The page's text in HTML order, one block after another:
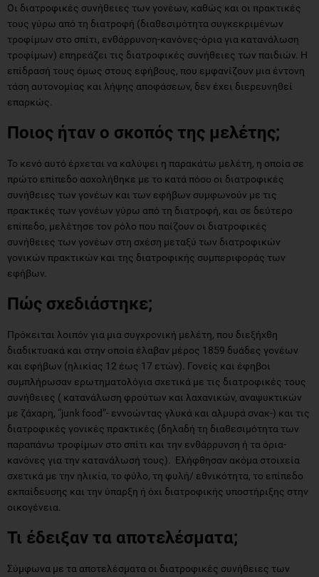
Οι διατροφικές συνήθειες των γονέων, καθώς και οι πρακτικές
τους γύρω από τη διατροφή (διαθεσιμότητα συγκεκριμένων
τροφίμων στο σπίτι, ενθάρρυνση-κανόνες-όρια για κατανάλωση
τροφίμων) επηρεάζει τις διατροφικές συνήθειες των παιδιών. Η
επίδρασή τους όμως στους εφήβους, που εμφανίζουν μια έντονη
τάση αυτονομίας και λήψης αποφάσεων, δεν έχει διερευνηθεί
επαρκώς.
Ποιος ήταν ο σκοπός της μελέτης;
Το κενό αυτό έρχεται να καλύψει η παρακάτω μελέτη, η οποία σε
πρώτο επίπεδο ασχολήθηκε με το κατά πόσο οι διατροφικές
συνήθειες των γονέων και των εφήβων συμφωνούν με τις
πρακτικές των γονέων γύρω από τη διατροφή, και σε δεύτερο
επίπεδο, μελέτησε τον ρόλο που παίζουν οι διατροφικές
συνήθειες των γονέων στη σχέση μεταξύ των διατροφικών
γονικών πρακτικών και της διατροφικής συμπεριφοράς των
εφήβων.
Πώς σχεδιάστηκε;
Πρόκειται λοιπόν για μια συγχρονική μελέτη, που διεξήχθη
διαδικτυακά και στην οποία έλαβαν μέρος 1859 δυάδες γονέων
και εφήβων (ηλικίας 12 έως 17 ετών). Γονείς και έφηβοι
συμπλήρωσαν ερωτηματολόγια σχετικά με τις διατροφικές τους
συνήθειες ( κατανάλωση φρούτων και λαχανικών, αναψυκτικών
με ζάχαρη, “junk food”- εννοώντας γλυκά και αλμυρά σνακ-) και τις
διατροφικές γονικές πρακτικές (δηλαδή τη διαθεσιμότητα των
παραπάνω τροφίμων στο σπίτι και την ενθάρρυνση ή τα όρια-
κανόνες για την κατανάλωσή τους). Ελήφθησαν ακόμα στοιχεία
σχετικά με την ηλικία, το φύλο, τη φυλή/ εθνικότητα, το επίπεδο
εκπαίδευσης και την ύπαρξη ή όχι διατροφικής υποστήριξης στην
οικογένεια.
Τι έδειξαν τα αποτελέσματα;
Σύμφωνα με τα αποτελέσματα οι διατροφικές συνήθειες των